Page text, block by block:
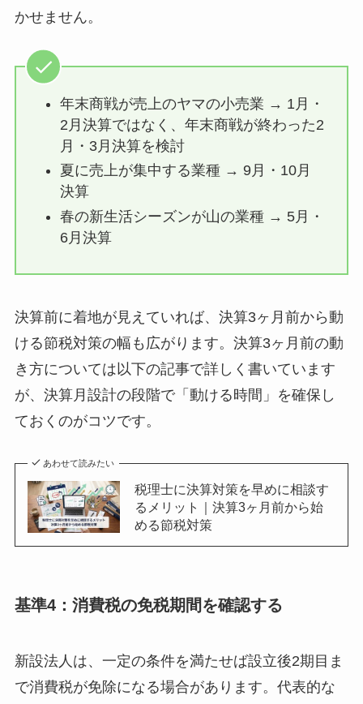
かせません。
年末商戦が売上のヤマの小売業 → 1月・
2月決算ではなく、年末商戦が終わった2
月・3月決算を検討
夏に売上が集中する業種 → 9月・10月
決算
春の新生活シーズンが山の業種 → 5月・
6月決算
決算前に着地が見えていれば、決算3ヶ月前から動
ける節税対策の幅も広がります。決算3ヶ月前の動
き方については以下の記事で詳しく書いています
が、決算月設計の段階で「動ける時間」を確保し
ておくのがコツです。
あわせて読みたい
税理士に決算対策を早めに相談す
るメリット｜決算3ヶ月前から始
める節税対策
基準4：消費税の免税期間を確認する
新設法人は、一定の条件を満たせば設立後2期目ま
で消費税が免除になる場合があります。代表的な